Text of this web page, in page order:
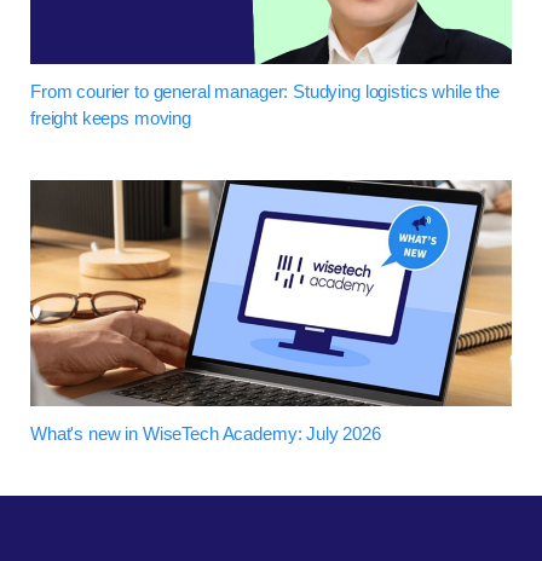
From courier to general manager: Studying logistics while the
freight keeps moving
What's new in WiseTech Academy: July 2026